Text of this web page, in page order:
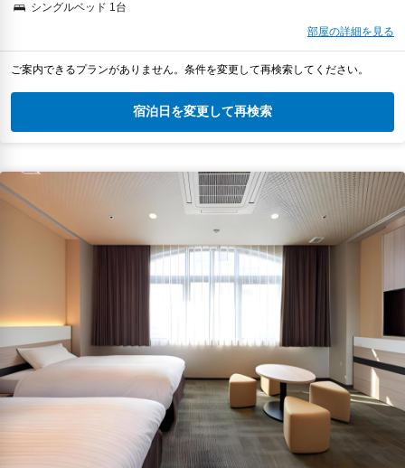
シングルベッド 1台
部屋の詳細を見る
ご案内できるプランがありません。条件を変更して再検索してください。
宿泊日を変更して再検索